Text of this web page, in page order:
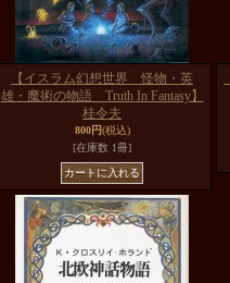
【イスラム幻想世界 怪物・英
雄・魔術の物語 Truth In Fantasy】
桂令夫
800円(税込)
[在庫数 1冊]